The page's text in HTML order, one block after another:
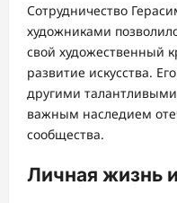
Сотрудничество
художниками
свой художественный
развитие искусства.
другими
важным наследием
сообщества.
Личная жизнь